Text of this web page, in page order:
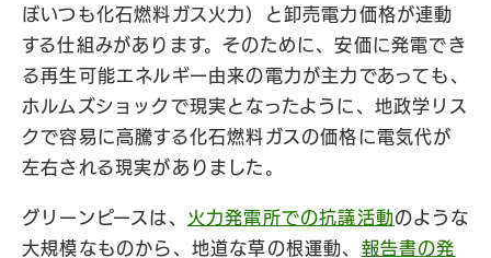
ぼいつも化石燃料ガス火力）と卸売電力価格が連動
する仕組みがあります。そのために、安価に発電でき
る再生可能エネルギー由来の電力が主力であっても、
ホルムズショックで現実となったように、地政学リス
クで容易に高騰する化石燃料ガスの価格に電気代が
左右される現実がありました。
グリーンピースは、 火力発電所での抗議活動のような
大規模なものから、地道な草の根運動、 報告書の発